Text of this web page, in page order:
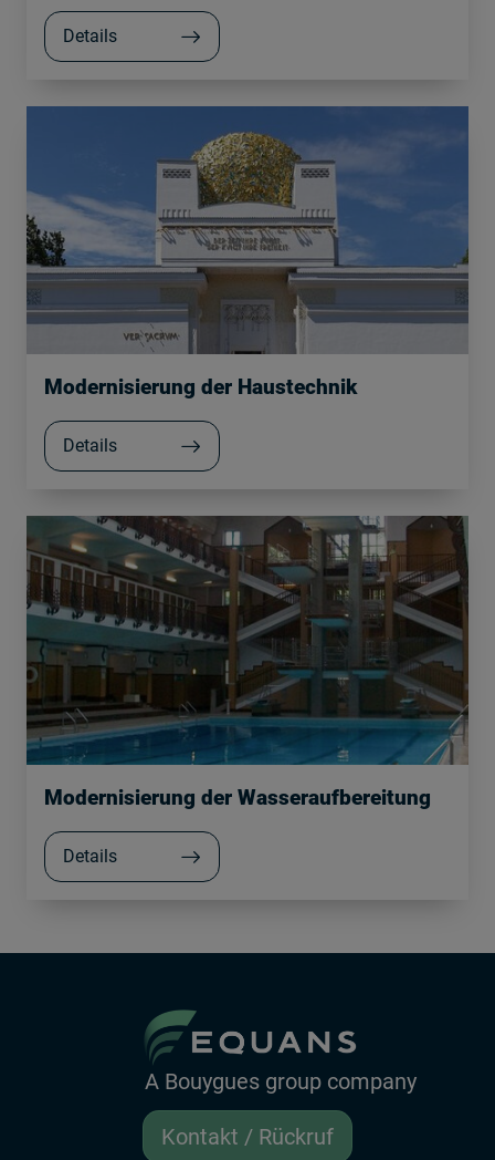
Details
Modernisierung der Haustechnik
Details
Modernisierung der Wasseraufbereitung
Details
A Bouygues group company
Kontakt / Rückruf